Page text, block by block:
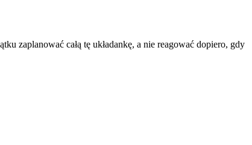
zaplanować całą tę układankę, a nie reagować dopiero, gdy